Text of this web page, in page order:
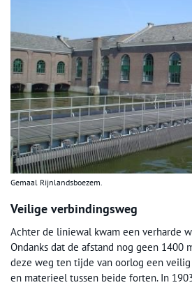
Gemaal Rijnlandsboezem.
Veilige verbindingsweg
Achter de liniewal kwam een verharde
Ondanks dat de afstand nog geen 1400
deze weg ten tijde van oorlog een
en materieel tussen beide forten. In